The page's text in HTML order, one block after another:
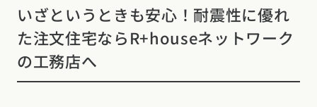
いざというときも安心！耐震性に優れ
た注文住宅ならR+houseネットワーク
の工務店へ